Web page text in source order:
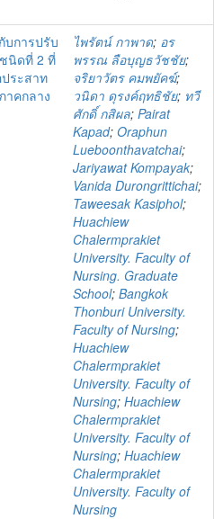
การปรับ
นิดที่ 2 ที่
ระสาท
คกลาง
ไพรัตน์ กาพาด; อร
พรรณ ลือบุญธวัชชัย;
จริยาวัตร คมพยัคฆ์;
วนิดา ดุรงค์ฤทธิชัย; ทวี
ศักดิ์ กสิผล; Pairat
Kapad; Oraphun
Lueboonthavatchai;
Jariyawat Kompayak;
Vanida Durongrittichai;
Taweesak Kasiphol;
Huachiew
Chalermprakiet
University. Faculty of
Nursing. Graduate
School; Bangkok
Thonburi University.
Faculty of Nursing;
Huachiew
Chalermprakiet
University. Faculty of
Nursing; Huachiew
Chalermprakiet
University. Faculty of
Nursing; Huachiew
Chalermprakiet
University. Faculty of
Nursing